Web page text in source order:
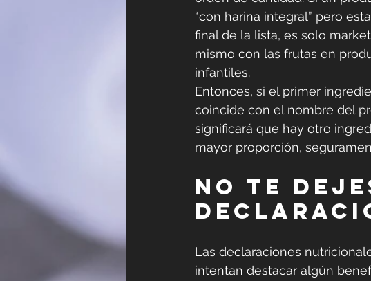
“con harina integral” pero
final de la lista, es solo
mismo con las frutas en
infantiles.
Entonces, si el primer
coincide con el nombre del
significará que hay otro
mayor proporción,
No te
Las declaraciones
intentan destacar algún